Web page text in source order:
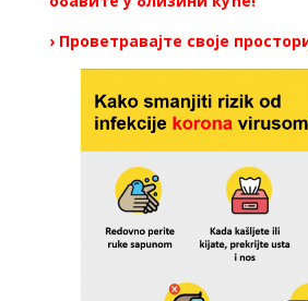
› Проветравајте своје